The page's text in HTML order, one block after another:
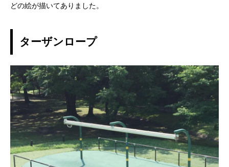
どの絵が描いてありました。
ターザンロープ